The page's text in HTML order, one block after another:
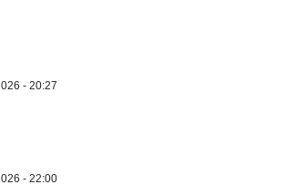
- 20:27
- 22:00